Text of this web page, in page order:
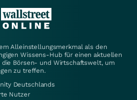
Alleinstellungsmerkmal als den
Wissens-Hub für einen aktuellen
die Börsen- und Wirtschaftswelt, um
zu treffen.
Deutschlands
Nutzer